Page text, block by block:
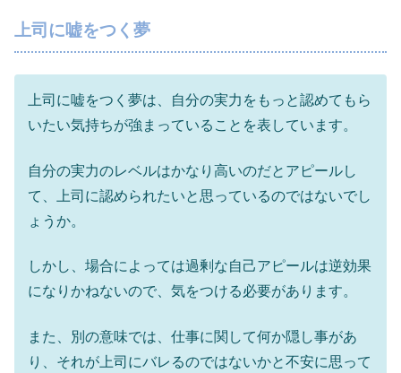
上司に嘘をつく夢
上司に嘘をつく夢は、自分の実力をもっと認めてもら
いたい気持ちが強まっていることを表しています。
自分の実力のレベルはかなり高いのだとアピールし
て、上司に認められたいと思っているのではないでし
ょうか。
しかし、場合によっては過剰な自己アピールは逆効果
になりかねないので、気をつける必要があります。
また、別の意味では、仕事に関して何か隠し事があ
り、それが上司にバレるのではないかと不安に思って